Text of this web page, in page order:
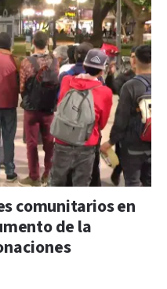
comunitarios en
de la